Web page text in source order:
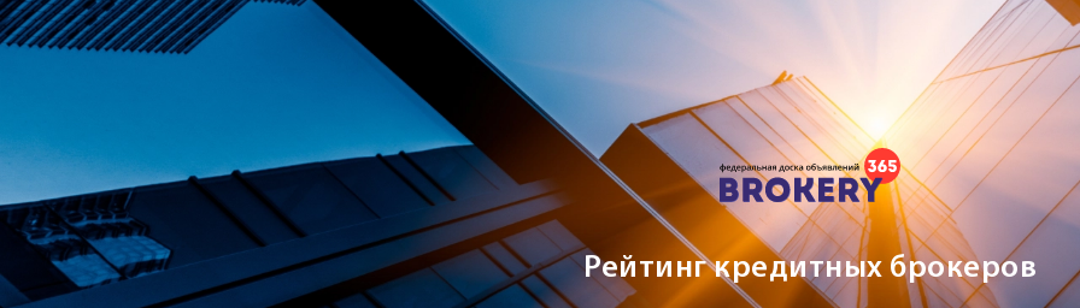
Brokery365 - Рейтинг кредитных брокеров
Рейтинг кредитных брокеров